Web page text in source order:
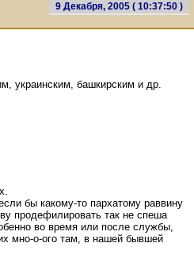
9 Декабря, 2005 ( 10:37:50 )
украинским, башкирским и др.
бы какому-то пархатому раввину
продефилировать так не спеша
во время или после службы,
мно-о-ого там, в нашей бывшей